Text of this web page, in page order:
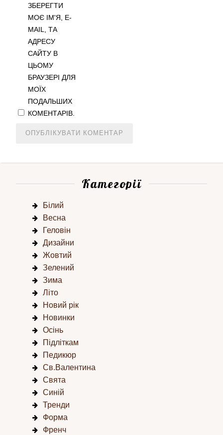
ЗБЕРЕГТИ
МОЄ ІМ'Я, E-
MAIL, ТА
АДРЕСУ
САЙТУ В
ЦЬОМУ
БРАУЗЕРІ ДЛЯ
МОЇХ
ПОДАЛЬШИХ
КОМЕНТАРІВ.
Категорії
Білий
Весна
Геловін
Дизайни
Жовтий
Зелений
Зима
Літо
Новий рік
Новинки
Осінь
Підліткам
Педикюр
Св.Валентина
Свята
Синій
Тренди
Форма
Френч